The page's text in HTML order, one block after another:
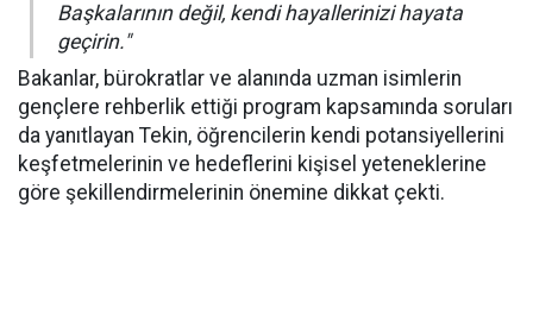
Başkalarının değil, kendi hayallerinizi hayata
geçirin."
Bakanlar, bürokratlar ve alanında uzman isimlerin
gençlere rehberlik ettiği program kapsamında soruları
da yanıtlayan Tekin, öğrencilerin kendi potansiyellerini
keşfetmelerinin ve hedeflerini kişisel yeteneklerine
göre şekillendirmelerinin önemine dikkat çekti.